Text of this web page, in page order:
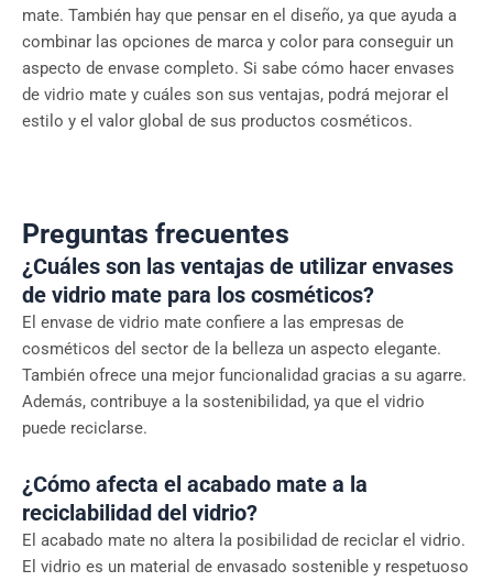
mate. También hay que pensar en el diseño, ya que ayuda a
combinar las opciones de marca y color para conseguir un
aspecto de envase completo. Si sabe cómo hacer envases
de vidrio mate y cuáles son sus ventajas, podrá mejorar el
estilo y el valor global de sus productos cosméticos.
Preguntas frecuentes
¿Cuáles son las ventajas de utilizar envases
de vidrio mate para los cosméticos?
El envase de vidrio mate confiere a las empresas de
cosméticos del sector de la belleza un aspecto elegante.
También ofrece una mejor funcionalidad gracias a su agarre.
Además, contribuye a la sostenibilidad, ya que el vidrio
puede reciclarse.
¿Cómo afecta el acabado mate a la
reciclabilidad del vidrio?
El acabado mate no altera la posibilidad de reciclar el vidrio.
El vidrio es un material de envasado sostenible y respetuoso